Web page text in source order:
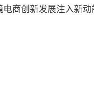
商创新发展注入新动